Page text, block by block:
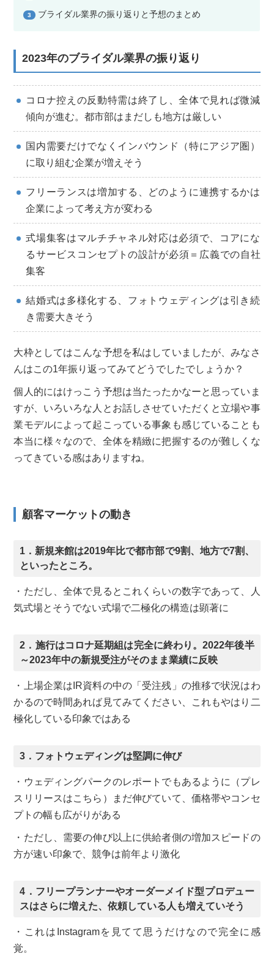
3 ブライダル業界の振り返りと予想のまとめ
2023年のブライダル業界の振り返り
コロナ控えの反動特需は終了し、全体で見れば微減
傾向が進む。都市部はまだしも地方は厳しい
国内需要だけでなくインバウンド（特にアジア圏）
に取り組む企業が増えそう
フリーランスは増加する、どのように連携するかは
企業によって考え方が変わる
式場集客はマルチチャネル対応は必須で、コアにな
るサービスコンセプトの設計が必須＝広義での自社
集客
結婚式は多様化する、フォトウェディングは引き続
き需要大きそう
大枠としてはこんな予想を私はしていましたが、みなさ
んはこの1年振り返ってみてどうでしたでしょうか？
個人的にはけっこう予想は当たったかなーと思っていま
すが、いろいろな人とお話しさせていただくと立場や事
業モデルによって起こっている事象も感じていることも
本当に様々なので、全体を精緻に把握するのが難しくな
ってきている感はありますね。
顧客マーケットの動き
1．新規来館は2019年比で都市部で9割、地方で7割、
といったところ。
・ただし、全体で見るとこれくらいの数字であって、人
気式場とそうでない式場で二極化の構造は顕著に
2．施行はコロナ延期組は完全に終わり。2022年後半
～2023年中の新規受注がそのまま業績に反映
・上場企業はIR資料の中の「受注残」の推移で状況はわ
かるので時間あれば見てみてください、これもやはり二
極化している印象ではある
3．フォトウェディングは堅調に伸び
・ウェディングパークのレポートでもあるように（プレ
スリリースはこちら）まだ伸びていて、価格帯やコンセ
プトの幅も広がりがある
・ただし、需要の伸び以上に供給者側の増加スピードの
方が速い印象で、競争は前年より激化
4．フリープランナーやオーダーメイド型プロデュー
スはさらに増えた、依頼している人も増えていそう
・これはInstagramを見てて思うだけなので完全に感
覚。